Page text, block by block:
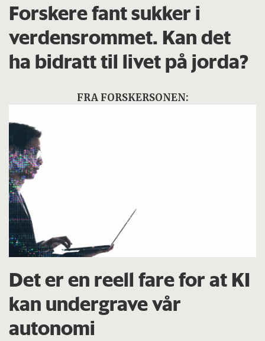
Forskere fant sukker i
verdensrommet. Kan det
ha bidratt til livet på jorda?
FRA FORSKERSONEN:
Det er en reell fare for at KI
kan undergrave vår
autonomi